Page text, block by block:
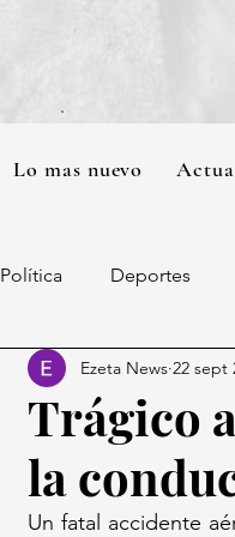
Lo mas nuevo
Política Deportes
Trágico
la
Ezeta News 22 sept
Un fatal accidente